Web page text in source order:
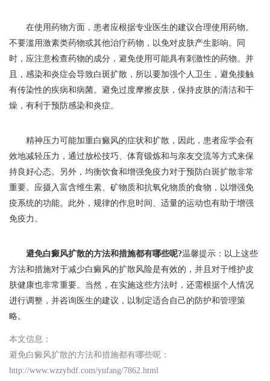
在使用药物方面，患者应根据专业医生的建议合理使用药物。
不要滥用激素类药物或其他治疗药物，以免对皮肤产生影响。同
时，应注意检查药物的成分，避免使用可能具有刺激性的药物。并
且，感染和炎症会导致白斑扩散，所以要加强个人卫生，避免接触
有传染性的疾病和病菌。避免过度摩擦皮肤，保持皮肤的清洁和干
燥，有利于预防感染和炎症。
精神压力可能加重白癜风的症状和扩散，因此，患者应学会有
效地减轻压力，通过放松技巧、体育锻炼和与亲友交流等方式来保
持良好心态。另外，均衡饮食和增强免疫力对于预防白斑扩散非常
重要。应摄入富含维生素、矿物质和抗氧化物质的食物，以增强免
疫系统的功能。此外，规律的作息时间、适量的运动也有助于增强
免疫力。
避免白癜风扩散的方法和措施都有哪些呢?温馨提示：以上这些
方法和措施对于减少白癜风的扩散风险是有效的，并且对于维护皮
肤健康也非常重要。当然，在实施这些方法时，还需根据个人情况
进行调整，并咨询医生的建议，以制定适合自己的防护和管理策
略。
本文信息：
避免白癜风扩散的方法和措施都有哪些呢 ：
http://www.wzzybdf.com/yufang/7862.html